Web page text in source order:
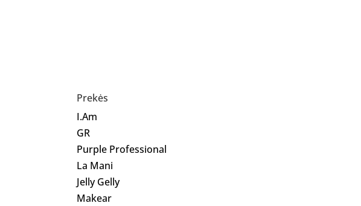
Prekės
I.Am
GR
Purple Professional
La Mani
Jelly Gelly
Makear